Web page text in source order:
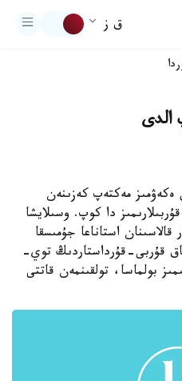
ق ز
الدى
ەكەۋمىز مەكتەپ كەزىنەن
دا كوپ. وسىلايشا
استاناعا جۇمىسقا
قۇربى-قۇرداستاردىڭ توي-
بولماسا، تولقىنمەن قاتتى